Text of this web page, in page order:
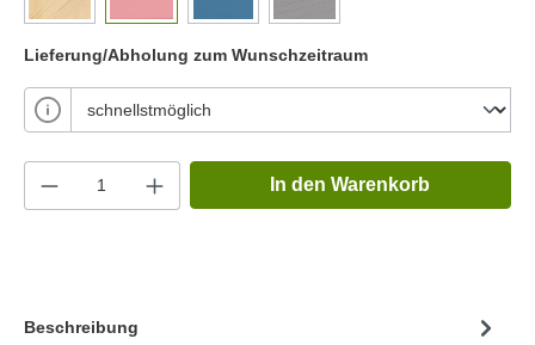
Lieferung/Abholung zum Wunschzeitraum
In den Warenkorb
Beschreibung